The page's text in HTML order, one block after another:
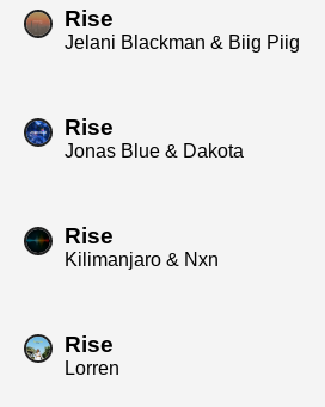
Rise
Jelani Blackman & Biig Piig
Rise
Jonas Blue & Dakota
Rise
Kilimanjaro & Nxn
Rise
Lorren